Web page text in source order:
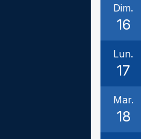
Dim.
16
Lun.
17
Mar.
18